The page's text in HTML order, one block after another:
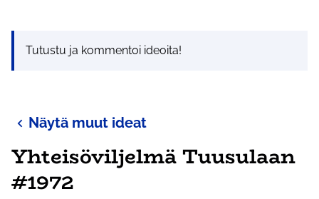
Tutustu ja kommentoi ideoita!
Näytä muut ideat
Yhteisöviljelmä Tuusulaan
#1972